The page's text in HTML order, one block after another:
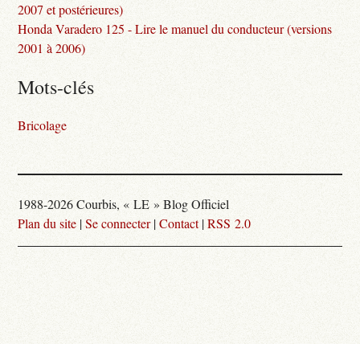
2007 et postérieures)
Honda Varadero 125 - Lire le manuel du conducteur (versions
2001 à 2006)
Mots-clés
Bricolage
1988-2026 Courbis, « LE » Blog Officiel
Plan du site |Se connecter|Contact|RSS 2.0